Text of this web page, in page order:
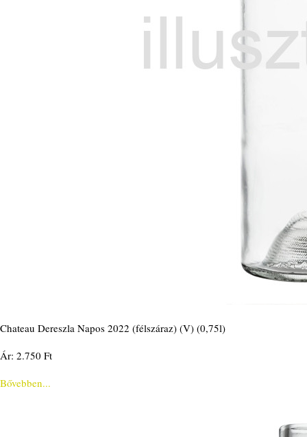
Chateau Dereszla Napos 2022 (félszáraz) (V) (0,75l)
Ár: 2.750 Ft
Bővebben...